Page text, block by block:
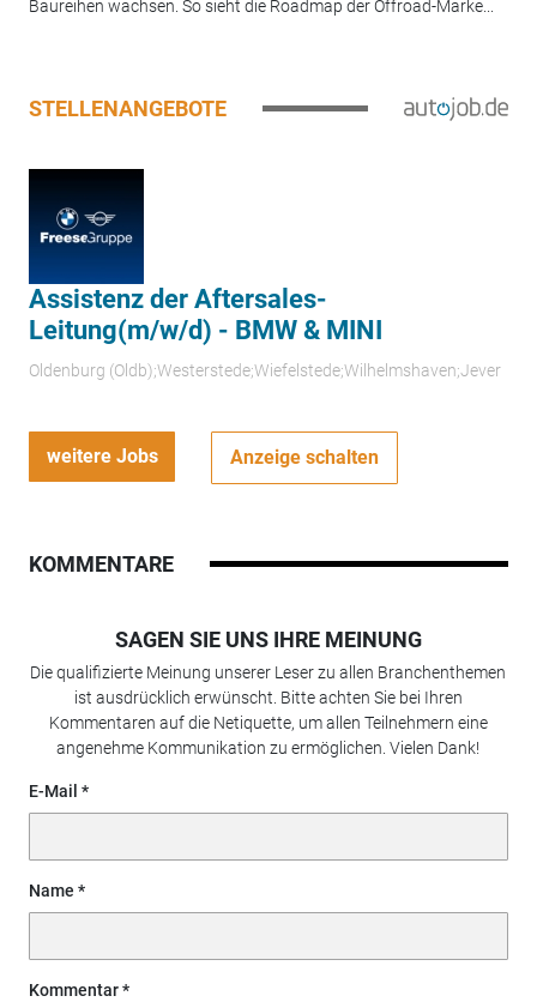
Baureihen wachsen. So sieht die Roadmap der Offroad-Marke...
STELLENANGEBOTE
Assistenz der Aftersales-
Leitung(m/w/d) - BMW & MINI
Oldenburg (Oldb);Westerstede;Wiefelstede;Wilhelmshaven;Jever
weitere Jobs Anzeige schalten
KOMMENTARE
SAGEN SIE UNS IHRE MEINUNG
Die qualifizierte Meinung unserer Leser zu allen Branchenthemen
ist ausdrücklich erwünscht. Bitte achten Sie bei Ihren
Kommentaren auf die Netiquette, um allen Teilnehmern eine
angenehme Kommunikation zu ermöglichen. Vielen Dank!
E-Mail
Name
Kommentar